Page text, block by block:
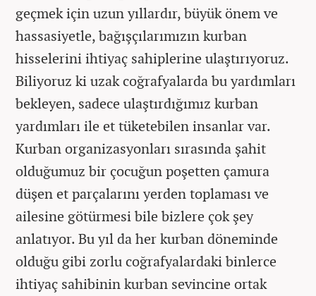
geçmek için uzun yıllardır, büyük önem ve
hassasiyetle, bağışçılarımızın kurban
hisselerini ihtiyaç sahiplerine ulaştırıyoruz.
Biliyoruz ki uzak coğrafyalarda bu yardımları
bekleyen, sadece ulaştırdığımız kurban
yardımları ile et tüketebilen insanlar var.
Kurban organizasyonları sırasında şahit
olduğumuz bir çocuğun poşetten çamura
düşen et parçalarını yerden toplaması ve
ailesine götürmesi bile bizlere çok şey
anlatıyor. Bu yıl da her kurban döneminde
olduğu gibi zorlu coğrafyalardaki binlerce
ihtiyaç sahibinin kurban sevincine ortak